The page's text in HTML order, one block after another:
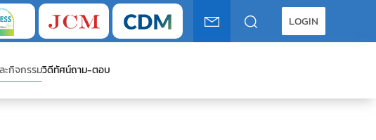
LOGIN
ะกิจกรรมวิดีทัศน์ถาม-ตอบ